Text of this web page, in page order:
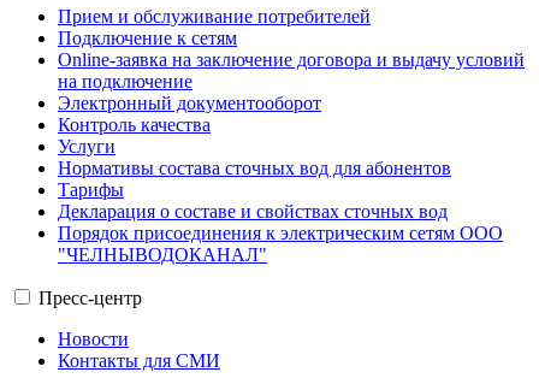
Прием и обслуживание потребителей
Подключение к сетям
Online-заявка на заключение договора и выдачу условий
на подключение
Электронный документооборот
Контроль качества
Услуги
Нормативы состава сточных вод для абонентов
Тарифы
Декларация о составе и свойствах сточных вод
Порядок присоединения к электрическим сетям ООО
"ЧЕЛНЫВОДОКАНАЛ"
Пресс-центр
Новости
Контакты для СМИ